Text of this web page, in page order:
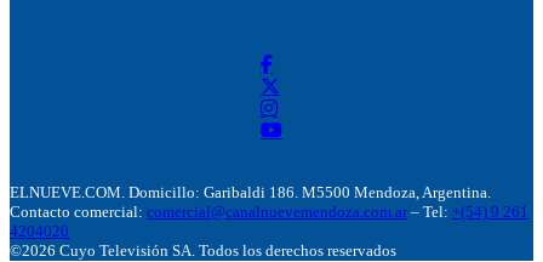
ELNUEVE.COM. Domicillo: Garibaldi 186. M5500 Mendoza, Argentina.
Contacto comercial: comercial@canalnuevemendoza.com.ar – Tel: +(54) 9 261
4204020
©2026 Cuyo Televisión SA. Todos los derechos reservados